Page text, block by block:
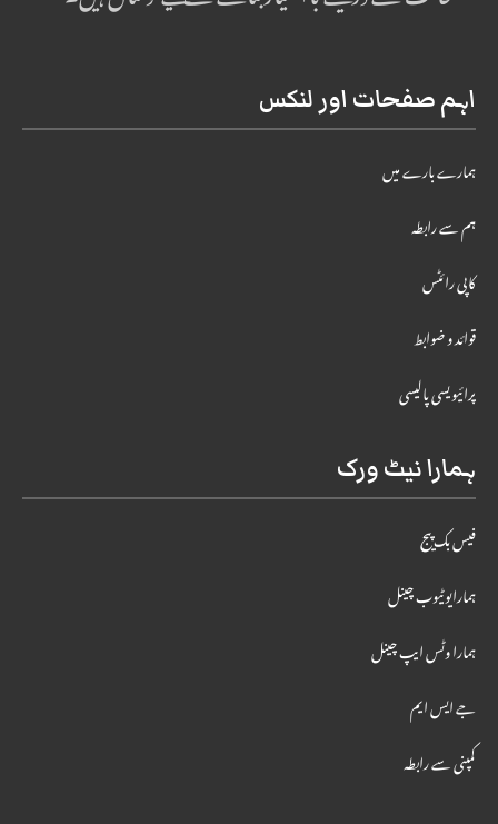
اہم صفحات اور لنکس
ہمارے بارے میں
ہم سے رابطہ
کاپی رائٹس
قوائد و ضوابط
پرائیویسی پالیسی
ہمارا نیٹ ورک
فیس بک پیج
ہمارایوٹیوب چینل
ہمارا وٹس ایپ چینل
جے ایس ایم
کمپنی سے رابطہ